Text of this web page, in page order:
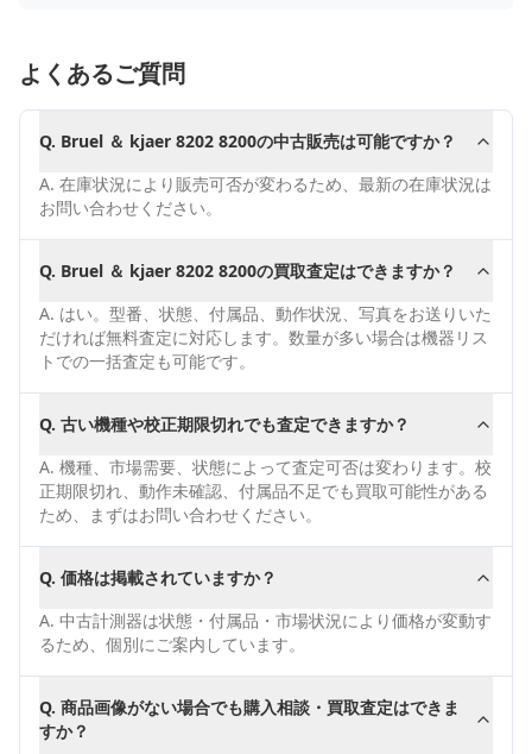
よくあるご質問
Q. Bruel ＆ kjaer 8202 8200の中古販売は可能ですか？
A. 在庫状況により販売可否が変わるため、最新の在庫状況は
お問い合わせください。
Q. Bruel ＆ kjaer 8202 8200の買取査定はできますか？
A. はい。型番、状態、付属品、動作状況、写真をお送りいた
だければ無料査定に対応します。数量が多い場合は機器リス
トでの一括査定も可能です。
Q. 古い機種や校正期限切れでも査定できますか？
A. 機種、市場需要、状態によって査定可否は変わります。校
正期限切れ、動作未確認、付属品不足でも買取可能性がある
ため、まずはお問い合わせください。
Q. 価格は掲載されていますか？
A. 中古計測器は状態・付属品・市場状況により価格が変動す
るため、個別にご案内しています。
Q. 商品画像がない場合でも購入相談・買取査定はできま
すか？